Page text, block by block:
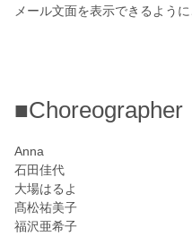
メール文面を表示できるように
■Choreographer
Anna
石田佳代
大場はるよ
髙松祐美子
福沢亜希子